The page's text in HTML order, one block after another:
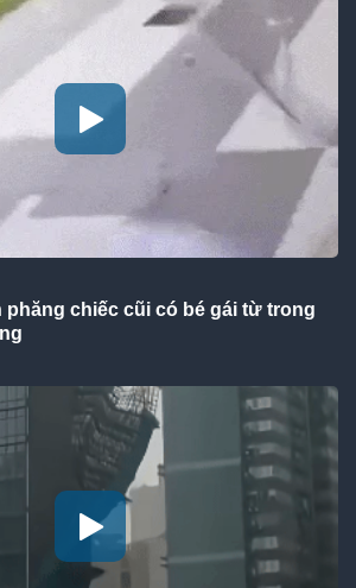
phăng chiếc cũi có bé gái từ trong